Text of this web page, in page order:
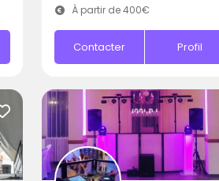
À partir de 400€
Contacter Profil